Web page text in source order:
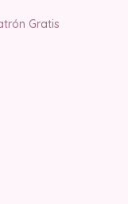
Gratis